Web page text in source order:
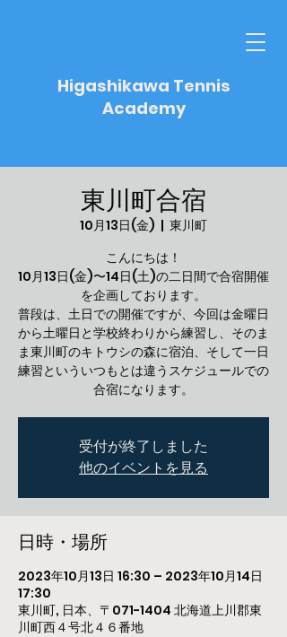
Higashikawa Tennis
Academy
東川町合宿
10月13日(金)
  |
東川町
こんにちは！
10月13日(金)〜14日(土)の二日間で合宿開催
を企画しております。
普段は、土日での開催ですが、今回は金曜日
から土曜日と学校終わりから練習し、そのま
ま東川町のキトウシの森に宿泊、そして一日
練習といういつもとは違うスケジュールでの
合宿になります。
受付が終了しました
他のイベントを見る
日時・場所
2023年10月13日 16:30 – 2023年10月14日
17:30
東川町, 日本、〒071-1404 北海道上川郡東
川町西４号北４６番地